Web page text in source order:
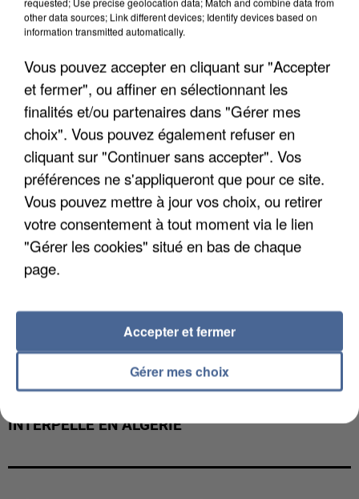
L’UN DES FONDATEURS SUPPOSÉS DE LA DZ
MAFIA INTERPELLÉ EN ALGÉRIE
INTERPELLÉ EN ALGÉRIE
other data sources; Link different devices; Identify devices based on
information transmitted automatically.
Vous pouvez accepter en cliquant sur "Accepter
et fermer", ou affiner en sélectionnant les
finalités et/ou partenaires dans "Gérer mes
choix". Vous pouvez également refuser en
cliquant sur "Continuer sans accepter". Vos
préférences ne s'appliqueront que pour ce site.
Vous pouvez mettre à jour vos choix, ou retirer
votre consentement à tout moment via le lien
"Gérer les cookies" situé en bas de chaque
page.
Gérer mes choix
Accepter et fermer